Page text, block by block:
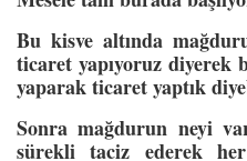
Bu kisve altında
ticaret yapıyoruz diyerek
yaparak ticaret yaptık
Sonra mağdurun neyi
sürekli taciz ederek